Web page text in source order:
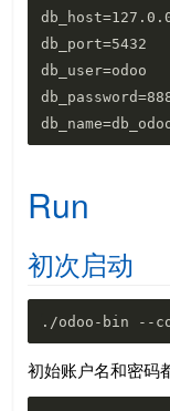
db_port=5432
db_user=odoo
Run
初次启动
初始账户名和密码